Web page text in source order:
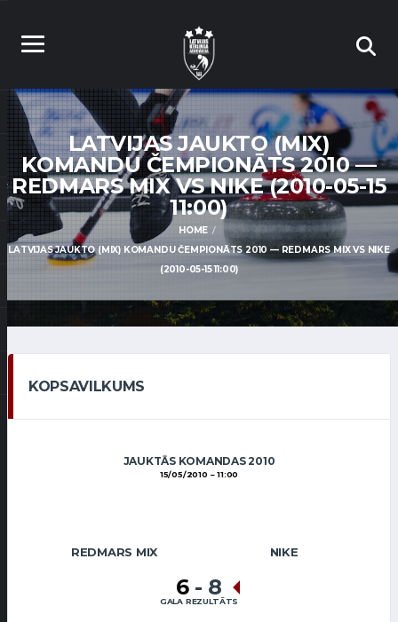
LATVIJAS JAUKTO (MIX)
KOMANDU ČEMPIONĀTS 2010 —
REDMARS MIX VS NIKE (2010-05-15
11:00)
HOME
LATVIJAS JAUKTO (MIX) KOMANDU ČEMPIONĀTS 2010 — REDMARS MIX VS NIKE
(2010-05-15 11:00)
KOPSAVILKUMS
JAUKTĀS KOMANDAS 2010
15/05/2010 11:00
REDMARS MIX NIKE
6 - 8
GALA REZULTĀTS